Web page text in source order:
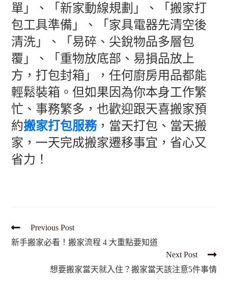
單」、「新家動線規劃」、「搬家打
包工具準備」、「家具電器先清空後
清洗」、「易碎、尖銳物品多層包
覆」、「重物放底部、易損品放上
方，打包封箱」，任何廚房用品都能
輕鬆裝箱。但如果因為你本身工作繁
忙、事務繁多，也歡迎跟天喜搬家預
約搬家打包服務，當天打包、當天搬
家，一天完成搬家遷移事宜，省心又
省力！
Previous Post
新手搬家必看！搬家流程 4 大重點要知道
Next Post
想要搬家當天就入住？搬家當天該注意5件事情